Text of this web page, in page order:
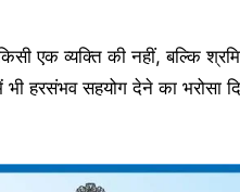
एक व्यक्ति की नहीं, बल्कि
भी हरसंभव सहयोग देने का भरोसा